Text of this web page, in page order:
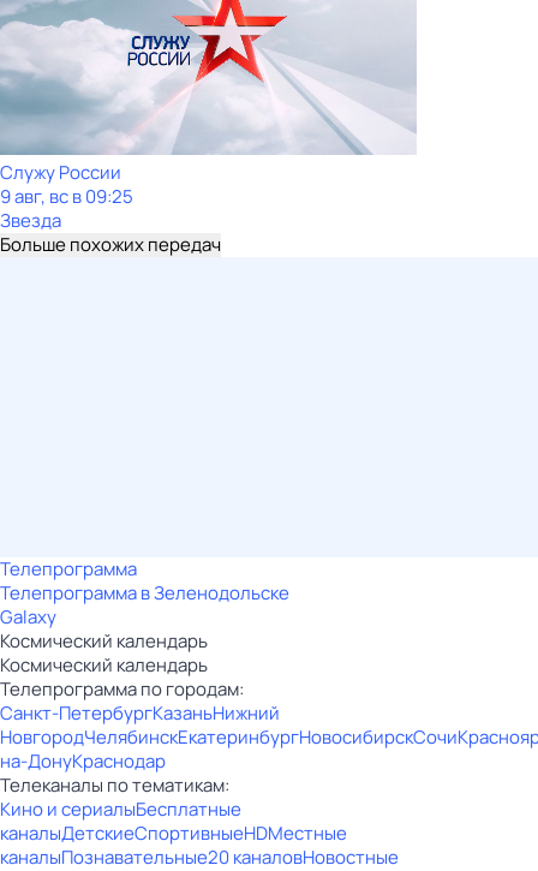
Служу Рoсcии
9 авг, вс в 09:25
Звезда
Больше похожих передач
Телепрограмма
Телепрограмма в Зеленодольске
Galaxy
Космический календарь
Космический календарь
Телепрограмма по городам:
Санкт-ПетербургКазаньНижний
НовгородЧелябинскЕкатеринбургНовосибирскСочи
на-ДонуКраснодар
Телеканалы по тематикам:
Кино и сериалыБесплатные
каналыДетскиеСпортивныеHDМестные
каналыПознавательные20 каналовНовостные